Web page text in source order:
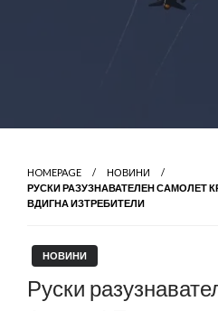
HOMEPAGE
НОВИНИ
РУСКИ РАЗУЗНАВАТЕЛЕН САМОЛЕТ
ВДИГНА ИЗТРЕБИТЕЛИ
НОВИНИ
Руски